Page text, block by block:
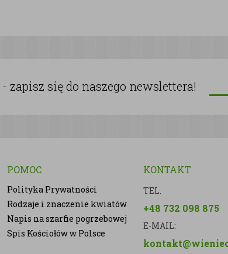
zapisz się do naszego newslettera!
POMOC
Polityka Prywatności
Rodzaje i znaczenie kwiatów
Napis na szarfie pogrzebowej
Spis Kościołów w Polsce
KONTAKT
TEL.
+48 732 098 875
E-MAIL: